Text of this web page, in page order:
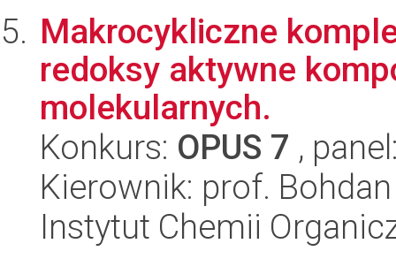
Makrocykliczne
redoksy aktywne
molekularnych.
Konkurs: OPUS 7 ,
Kierownik: prof.
Instytut Chemii